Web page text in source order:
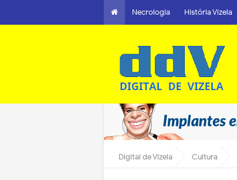
Necrologia História Vizela
Digital de Vizela Cultura